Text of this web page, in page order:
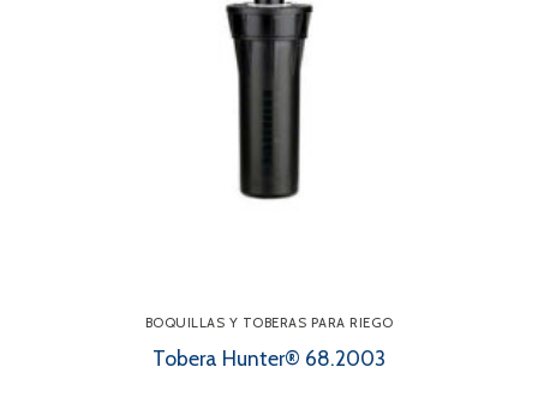
BOQUILLAS Y TOBERAS PARA RIEGO
Tobera Hunter® 68.2003